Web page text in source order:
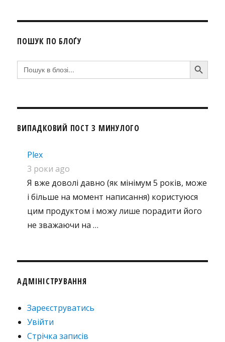
ПОШУК ПО БЛОҐУ
Search
for:
SEARCH BUTTON
ВИПАДКОВИЙ ПОСТ З МИНУЛОГО
Plex
3 роки ago
Я вже доволі давно (як мінімум 5 років, може
і більше на момент написання) користуюся
цим продуктом і можу лише порадити його
не зважаючи на …
АДМІНІСТРУВАННЯ
Зареєструватись
Увійти
Стрічка записів